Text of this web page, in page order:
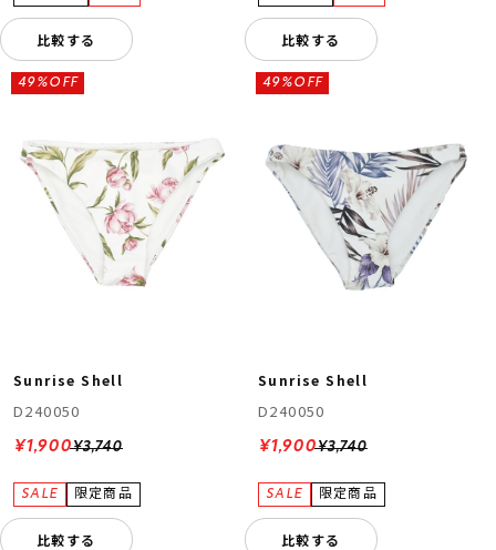
比較する 比較する
Sunrise Shell
D240050
¥3,740
49%OFF
¥1,900
比較する
Sunrise Shell
D240050
¥3,740
49%OFF
¥1,900
比較する